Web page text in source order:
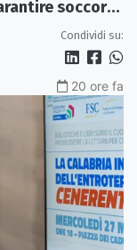
soccorsi
Condividi su:
20 ore fa